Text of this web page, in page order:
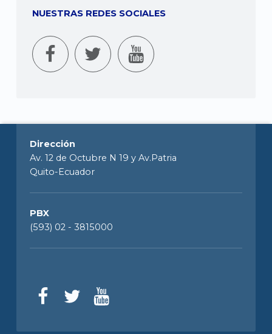
NUESTRAS REDES SOCIALES
Dirección
Av. 12 de Octubre N 19 y Av.Patria
Quito-Ecuador
PBX
(593) 02 - 3815000